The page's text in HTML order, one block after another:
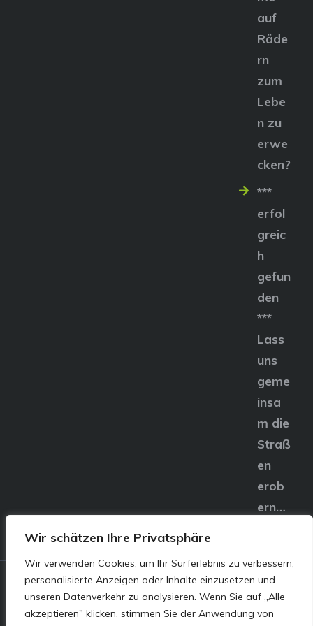
Wir schätzen Ihre Privatsphäre
Wir verwenden Cookies, um Ihr Surferlebnis zu verbessern,
personalisierte Anzeigen oder Inhalte einzusetzen und
unseren Datenverkehr zu analysieren. Wenn Sie auf „Alle
akzeptieren" klicken, stimmen Sie der Anwendung von
auf
Räde
rn
zum
Lebe
n zu
erwe
cken?
***
erfol
greic
h
gefun
den
***
Lass
uns
geme
insa
m die
Straß
en
erob
ern…
© E&S Motors GmbH,
Linzer Straße 83 4240